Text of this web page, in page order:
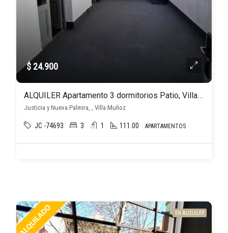
$ 24.900
ALQUILER Apartamento 3 dormitorios Patio, Villa Muñoz
Justicia y Nueva Palmira, , Villa Muñoz
JC -74693 3 1 111.00 APARTAMENTOS
EN ALQUILER